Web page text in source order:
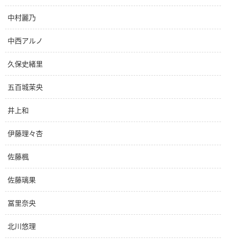
中村麗乃
中西アルノ
久保史緒里
五百城茉央
井上和
伊藤理々杏
佐藤楓
佐藤璃果
冨里奈央
北川悠理